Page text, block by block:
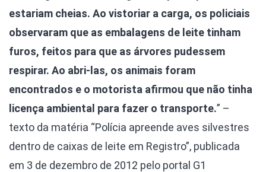
estariam cheias. Ao vistoriar a carga, os policiais
observaram que as embalagens de leite tinham
furos, feitos para que as árvores pudessem
respirar. Ao abri-las, os animais foram
encontrados e o motorista afirmou que não tinha
licença ambiental para fazer o transporte.” –
texto da matéria “Polícia apreende aves silvestres
dentro de caixas de leite em Registro”, publicada
em 3 de dezembro de 2012 pelo portal G1